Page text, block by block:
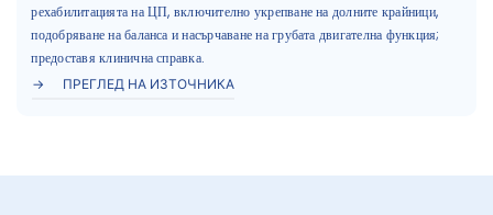
рехабилитацията на ЦП, включително укрепване на долните крайници,
подобряване на баланса и насърчаване на грубата двигателна функция;
предоставя клинична справка.
ПРЕГЛЕД НА ИЗТОЧНИКА